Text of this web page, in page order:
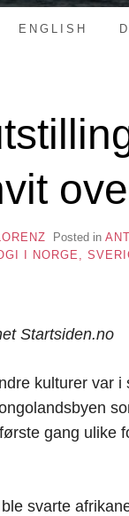
ENGLISH
LORENZ Posted in
I NORGE,
Startsiden.no
kulturer var
gang ulike
svarte